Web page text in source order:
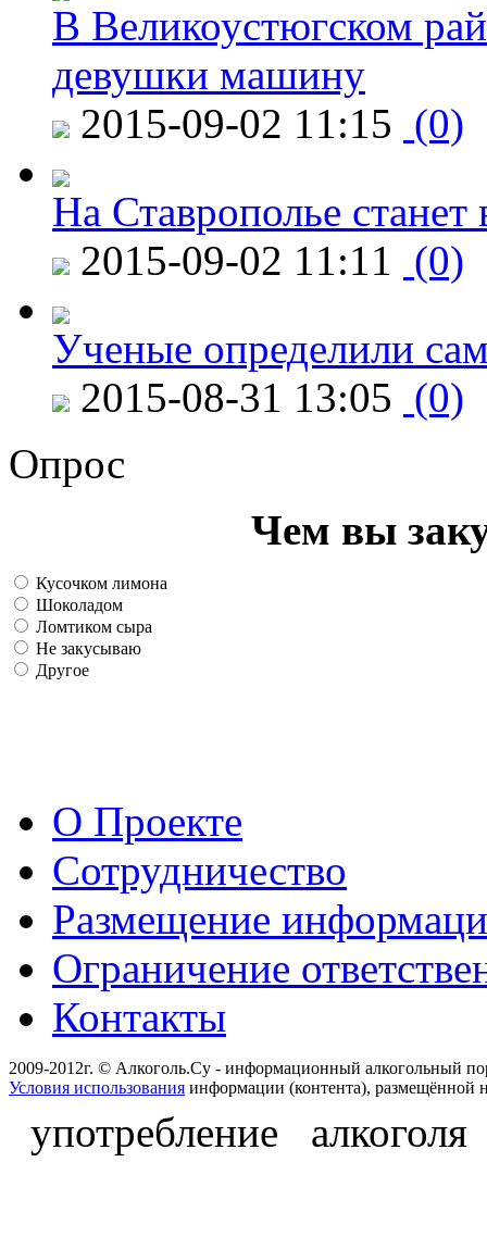
В Великоустюгском
девушки машину
2015-09-02 11:15 (0)
На Ставрополье
2015-09-02 11:11 (0)
Ученые определили
2015-08-31 13:05 (0)
Опрос
Чем вы
Кусочком лимона
Шоколадом
Ломтиком сыра
Не закусываю
Другое
О Проекте
Сотрудничество
Размещение
Ограничение
Контакты
2009-2012г. © Алкоголь.Су - информационный алкогольный
Условия использования информации (контента), размещённой
употребление